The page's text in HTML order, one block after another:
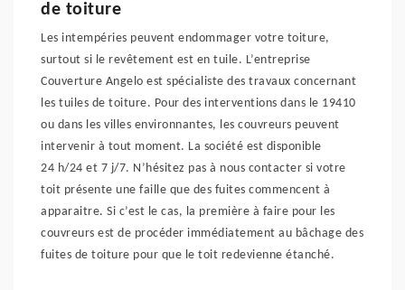
de toiture
Les intempéries peuvent endommager votre toiture,
surtout si le revêtement est en tuile. L’entreprise
Couverture Angelo est spécialiste des travaux concernant
les tuiles de toiture. Pour des interventions dans le 19410
ou dans les villes environnantes, les couvreurs peuvent
intervenir à tout moment. La société est disponible
24 h/24 et 7 j/7. N’hésitez pas à nous contacter si votre
toit présente une faille que des fuites commencent à
apparaitre. Si c’est le cas, la première à faire pour les
couvreurs est de procéder immédiatement au bâchage des
fuites de toiture pour que le toit redevienne étanché.